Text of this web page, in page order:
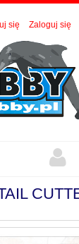
się Zaloguj się